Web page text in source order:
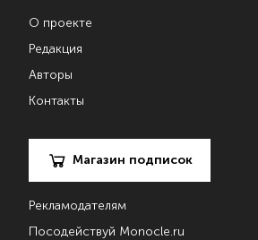
О проекте
Редакция
Авторы
Контакты
Магазин подписок
Рекламодателям
Посодействуй Monocle.ru